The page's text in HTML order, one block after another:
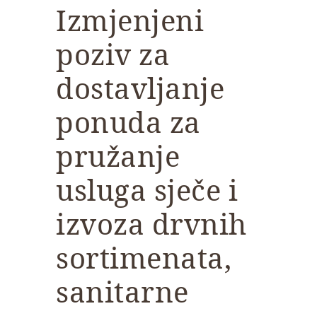
Izmjenjeni
poziv za
dostavljanje
ponuda za
pružanje
usluga sječe i
izvoza drvnih
sortimenata,
sanitarne